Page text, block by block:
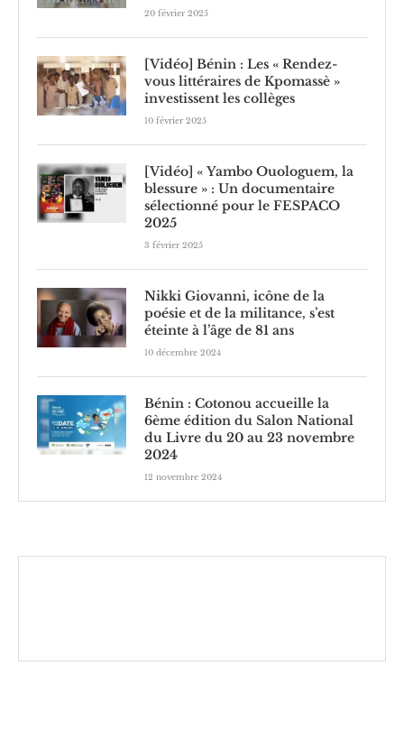
20 février 2025
[Vidéo] Bénin : Les « Rendez-
vous littéraires de Kpomassè »
investissent les collèges
10 février 2025
[Vidéo] « Yambo Ouologuem, la
blessure » : Un documentaire
sélectionné pour le FESPACO
2025
3 février 2025
Nikki Giovanni, icône de la
poésie et de la militance, s’est
éteinte à l’âge de 81 ans
10 décembre 2024
Bénin : Cotonou accueille la
6ème édition du Salon National
du Livre du 20 au 23 novembre
2024
12 novembre 2024